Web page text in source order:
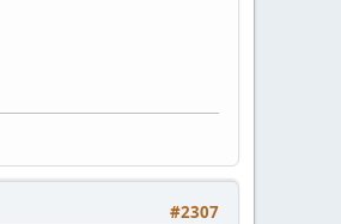
#2307